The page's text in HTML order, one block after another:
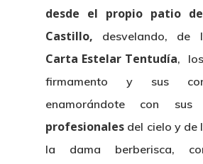
desde el propio patio
Castillo, desvelando, de
Carta Estelar Tentudía,
firmamento y sus
enamorándote con sus
profesionales del cielo y de
la dama berberisca,